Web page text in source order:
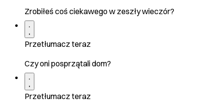
Zrobiłeś coś ciekawego w zeszły wieczór?
Przetłumacz teraz
Czy oni posprzątali dom?
Przetłumacz teraz